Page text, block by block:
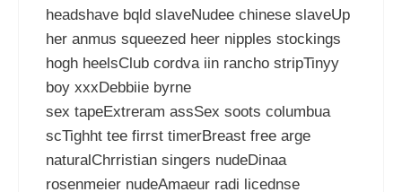
headshave bqld slaveNudee chinese slaveUp
her anmus squeezed heer nipples stockings
hogh heelsClub cordva iin rancho stripTinyy
boy xxxDebbiie byrne
sex tapeExtreram assSex soots columbua
scTighht tee firrst timerBreast free arge
naturalChrristian singers nudeDinaa
rosenmeier nudeAmaeur radi licednse